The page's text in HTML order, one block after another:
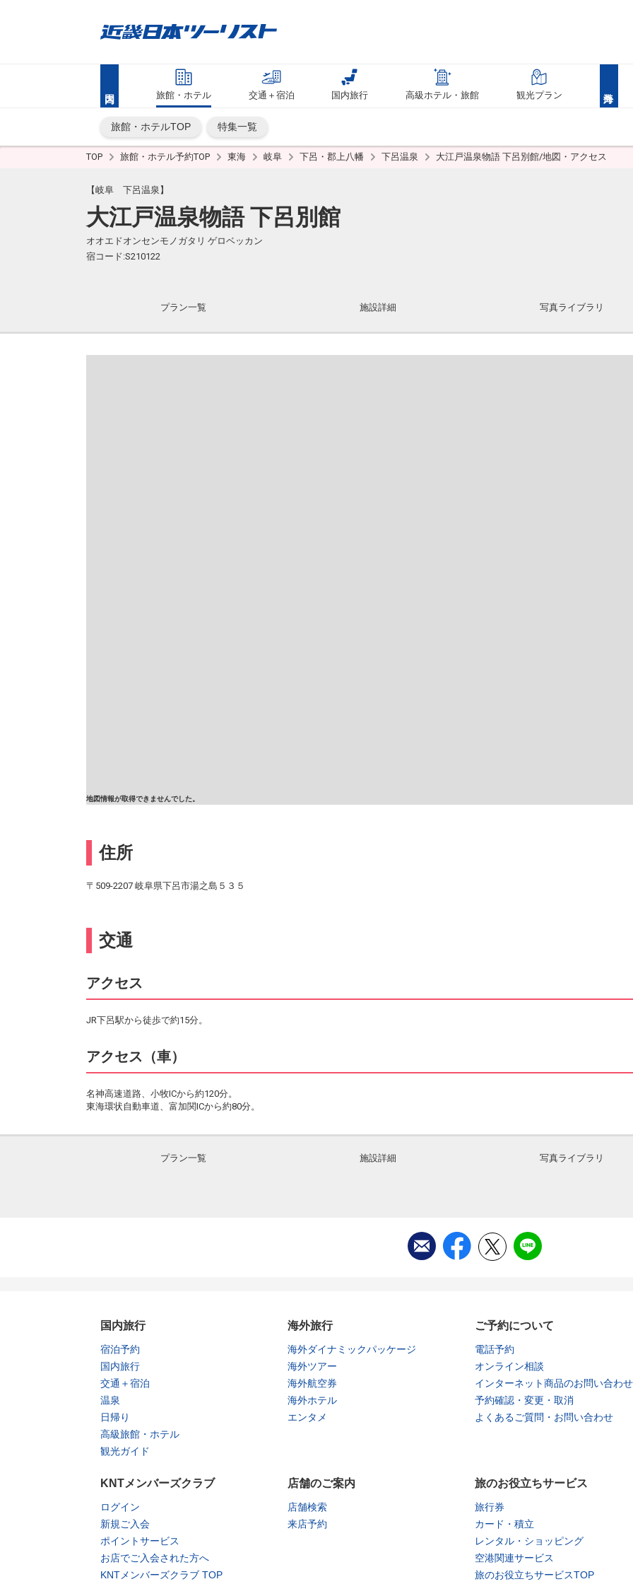
旅館・ホテル 交通＋宿泊 国内旅行 高級ホテル・旅館 観光プラン
旅館・ホテルTOP 特集一覧
TOP 旅館・ホテル予約TOP 東海 岐阜 下呂・郡上八幡 下呂温泉 大江戸温泉物語 下呂別館/地図・アクセス
【岐阜 下呂温泉】
大江戸温泉物語 下呂別館
オオエドオンセンモノガタリ ゲロベッカン
宿コード:S210122
プラン一覧 施設詳細 写真ライブラリ
地図情報が取得できませんでした。
住所
〒509-2207 岐阜県下呂市湯之島５３５
交通
アクセス
JR下呂駅から徒歩で約15分。
アクセス（車）
名神高速道路、小牧ICから約120分。
東海環状自動車道、富加関ICから約80分。
プラン一覧 施設詳細 写真ライブラリ
国内旅行
宿泊予約
国内旅行
交通＋宿泊
温泉
日帰り
高級旅館・ホテル
観光ガイド
海外旅行
海外ダイナミックパッケージ
海外ツアー
海外航空券
海外ホテル
エンタメ
ご予約について
電話予約
オンライン相談
インターネット商品のお問い合わせ
予約確認・変更・取消
よくあるご質問・お問い合わせ
KNTメンバーズクラブ
ログイン
新規ご入会
ポイントサービス
お店でご入会された方へ
KNTメンバーズクラブ TOP
店舗のご案内
店舗検索
来店予約
旅のお役立ちサービス
旅行券
カード・積立
レンタル・ショッピング
空港関連サービス
旅のお役立ちサービスTOP